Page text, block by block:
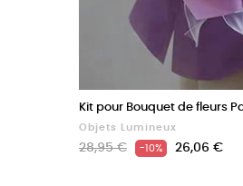
Kit pour Bouquet de fleurs
Objets Lumineux
Prix
28,95 € -10% Prix
26,06 €